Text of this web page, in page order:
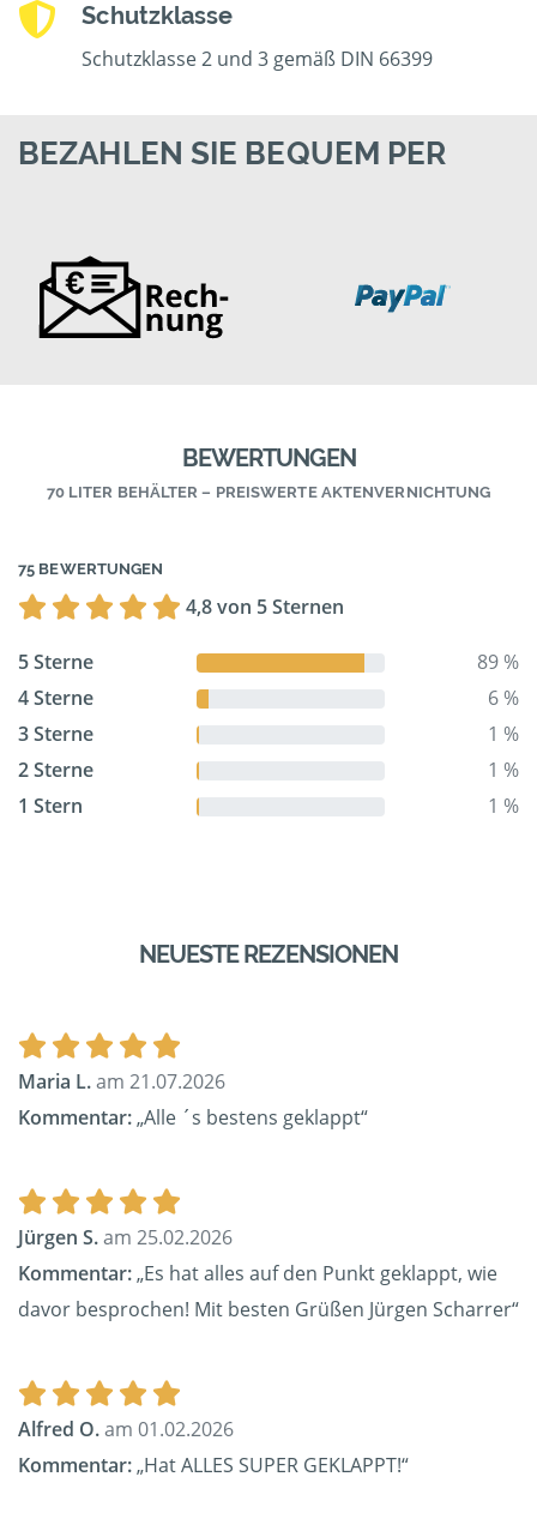
Schutzklasse
Schutzklasse 2 und 3 gemäß DIN 66399
BEZAHLEN SIE BEQUEM PER
BEWERTUNGEN
70 LITER BEHÄLTER – PREISWERTE AKTENVERNICHTUNG
75 BEWERTUNGEN
4,8 von 5 Sternen
5 Sterne
89 %
4 Sterne
6 %
3 Sterne
1 %
2 Sterne
1 %
1 Stern
1 %
NEUESTE REZENSIONEN
Maria L.am 21.07.2026
Kommentar:„Alle ´s bestens geklappt“
Jürgen S.am 25.02.2026
Kommentar:„Es hat alles auf den Punkt geklappt, wie
davor besprochen! Mit besten Grüßen Jürgen Scharrer“
Alfred O.am 01.02.2026
Kommentar:„Hat ALLES SUPER GEKLAPPT!“